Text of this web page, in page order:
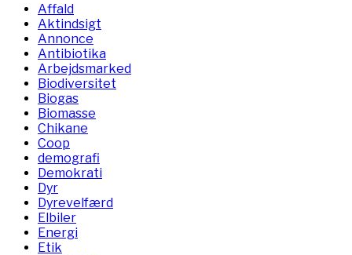
Affald
Aktindsigt
Annonce
Antibiotika
Arbejdsmarked
Biodiversitet
Biogas
Biomasse
Chikane
Coop
demografi
Demokrati
Dyr
Dyrevelfærd
Elbiler
Energi
Etik